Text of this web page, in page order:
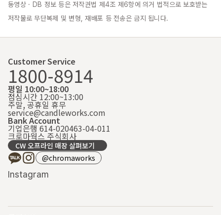
동영상 · DB 정보 등은 저작권법 제4조 제6항에 의거 법적으로 보호받는
저작물로 무단복제 및 변형, 재배포 등 전송은 금지 됩니다.
Customer Service
1800-8914
평일 10:00~18:00
점심시간 12:00~13:00
주말, 공휴일 휴무
service@candleworks.com
Bank Account
기업은행 614-020463-04-011
크로마웍스 주식회사
CW 오프라인 매장 살펴보기
@chromaworks
Instagram